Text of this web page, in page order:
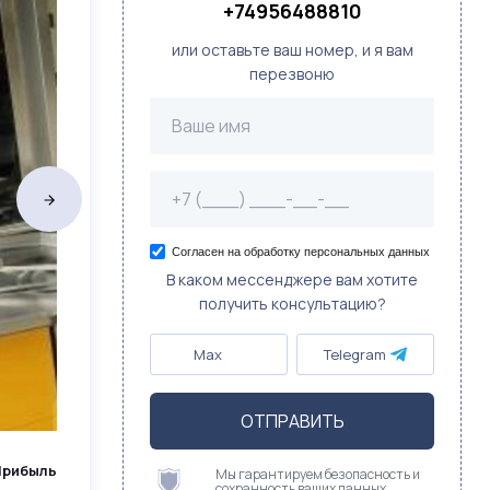
+74956488810
или оставьте ваш номер, и я вам
перезвоню
Согласен на обработку персональных данных
В каком мессенджере вам хотите
получить консультацию?
Max Telegram
ОТПРАВИТЬ
Мы гарантируем безопасность и